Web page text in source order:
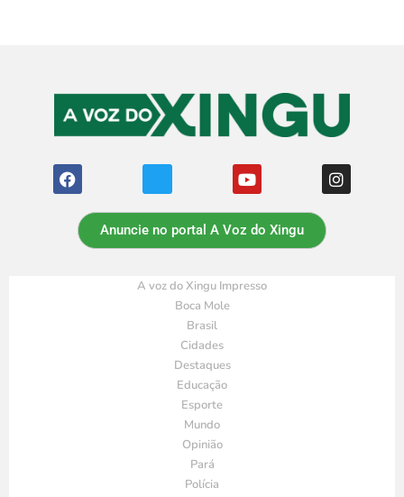
Anuncie no portal A Voz do Xingu
A voz do Xingu Impresso
Boca Mole
Brasil
Cidades
Destaques
Educação
Esporte
Mundo
Opinião
Pará
Polícia